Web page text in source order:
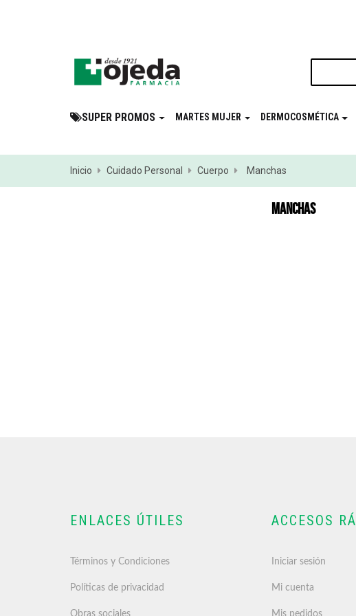
SUPER PROMOS MARTES MUJER DERMOCOSMÉTICA
Inicio Cuidado Personal Cuerpo Manchas
MANCHAS
ENLACES ÚTILES
Términos y Condiciones
Políticas de privacidad
ACCESOS
Iniciar sesión
Mi cuenta